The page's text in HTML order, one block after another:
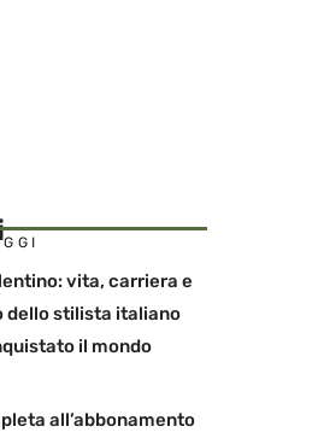
vita, carriera e
dello stilista italiano
il mondo
all’abbonamento